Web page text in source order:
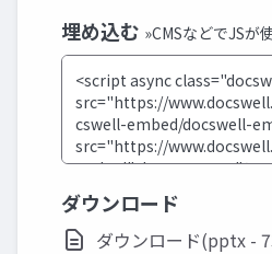
埋め込む »CMSなどでJSが
ダウンロード
ダウンロード(pptx -